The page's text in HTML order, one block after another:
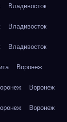
Владивосток
Владивосток
Владивосток
Воронеж
Воронеж
Воронеж